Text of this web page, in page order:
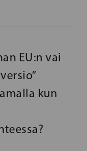
EU:n vai
kun